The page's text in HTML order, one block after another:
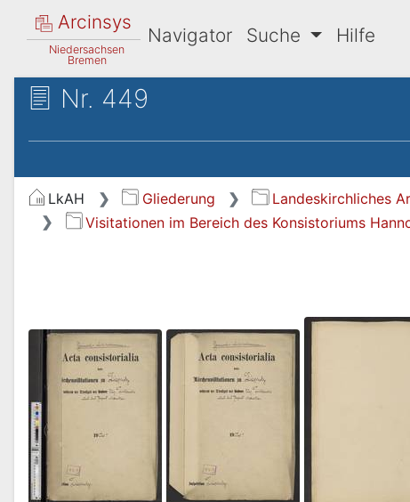
Arcinsys
Niedersachsen
Bremen
Navigator Suche Hilfe
Nr. 449
LkAH Gliederung Landeskirchliches
Visitationen im Bereich des Konsistoriums